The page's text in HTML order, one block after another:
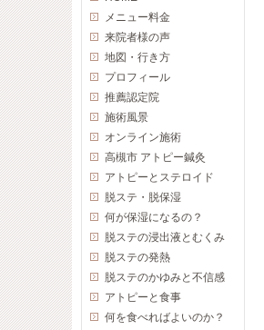
メニュー料金
来院者様の声
地図・行き方
プロフィール
推薦認定院
施術風景
オンライン施術
高槻市 アトピー鍼灸
アトピーとステロイド
脱ステ・脱保湿
何が保湿になるの？
脱ステの浸出液とむくみ
脱ステの発熱
脱ステのかゆみと不信感
アトピーと食事
何を食べればよいのか？